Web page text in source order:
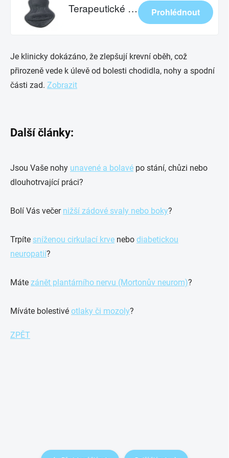
Je klinicky dokázáno, že zlepšují krevní oběh, což
přirozeně vede k úlevě od bolesti chodidla, nohy a spodní
části zad. Zobrazit
Další články:
Jsou Vaše nohy unavené a bolavé po stání, chůzi nebo
dlouhotrvající práci?
Bolí Vás večer nižší zádové svaly nebo boky?
Trpíte sníženou cirkulací krve nebo diabetickou
neuropatií?
Máte zánět plantárního nervu (Mortonův neurom)?
Míváte bolestivé otlaky či mozoly?
ZPĚT